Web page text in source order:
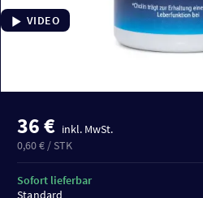
VIDEO
36 € inkl. MwSt.
0,60 € / STK
Sofort lieferbar
Standard